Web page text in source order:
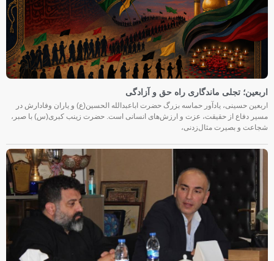
اربعین؛ تجلی ماندگاری راه حق و آزادگی
اربعین حسینی، یادآور حماسه بزرگ حضرت اباعبدالله الحسین(ع) و یاران وفادارش در
مسیر دفاع از حقیقت، عزت و ارزش‌های انسانی است. حضرت زینب کبری(س) با صبر،
شجاعت و بصیرت مثال‌زدنی،